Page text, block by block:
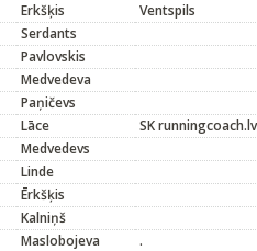
Erkšķis
Ventspils
Serdants
Pavlovskis
Medvedeva
Paņičevs
Lāce
SK runningcoach.lv
Medvedevs
Linde
Ērkšķis
Kalniņš
Maslobojeva
.